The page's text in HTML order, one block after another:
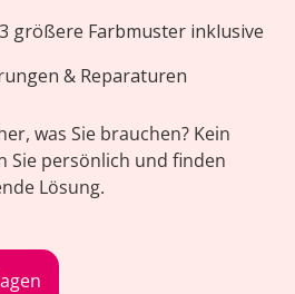
größere Farbmuster inklusive
& Reparaturen
was Sie brauchen? Kein
Sie persönlich und finden
Lösung.